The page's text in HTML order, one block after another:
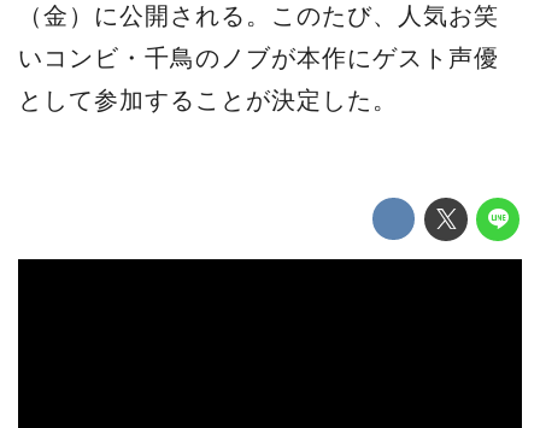
（金）に公開される。このたび、人気お笑
いコンビ・千鳥のノブが本作にゲスト声優
として参加することが決定した。